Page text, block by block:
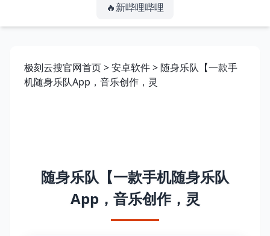
🔥新哔哩哔哩
极刻云搜官网首页>安卓软件> 随身乐队【一款手
机随身乐队App，音乐创作，灵
随身乐队【一款手机随身乐队
App，音乐创作，灵